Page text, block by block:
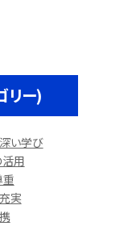
リー)
い学び
活用
実